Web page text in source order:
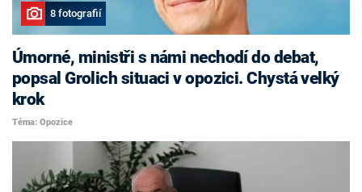
8 fotografií
Úmorné, ministři s námi nechodí do debat,
popsal Grolich situaci v opozici. Chystá velký
krok
Téma: Opozice